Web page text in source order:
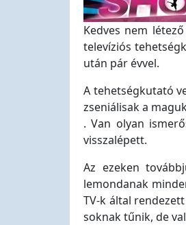
Kedves nem
televíziós
után pár évvel.
A tehetségkutató
zseniálisak a
. Van olyan
visszalépett.
Az ezeken
lemondanak
TV-k által
soknak tűnik, de